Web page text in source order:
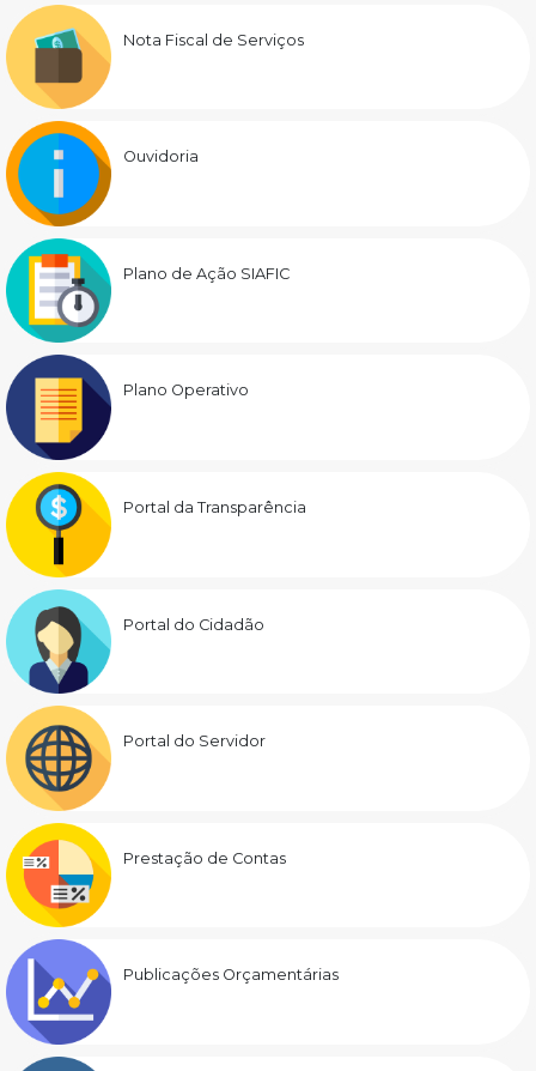
Nota Fiscal de Serviços
Ouvidoria
Plano de Ação SIAFIC
Plano Operativo
Portal da Transparência
Portal do Cidadão
Portal do Servidor
Prestação de Contas
Publicações Orçamentárias